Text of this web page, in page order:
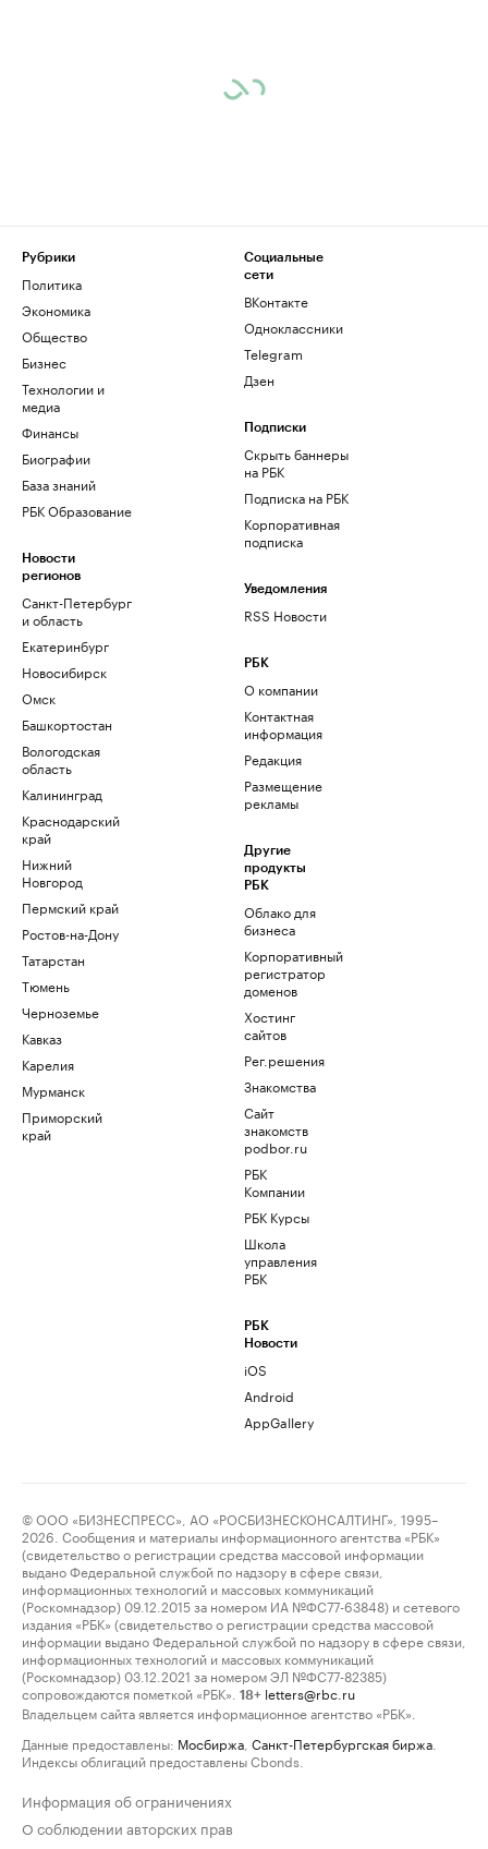
Рубрики
Политика
Экономика
Общество
Бизнес
Технологии и
медиа
Финансы
Биографии
База знаний
РБК Образование
Новости
регионов
Санкт-Петербург
и область
Екатеринбург
Новосибирск
Омск
Башкортостан
Вологодская
область
Калининград
Краснодарский
край
Нижний
Новгород
Пермский край
Ростов-на-Дону
Татарстан
Тюмень
Черноземье
Кавказ
Карелия
Мурманск
Приморский
край
Социальные
сети
ВКонтакте
Одноклассники
Telegram
Дзен
Подписки
Скрыть баннеры
на РБК
Подписка на РБК
Корпоративная
подписка
Уведомления
RSS Новости
РБК
О компании
Контактная
информация
Редакция
Размещение
рекламы
Другие
продукты
РБК
Облако для
бизнеса
Корпоративный
регистратор
доменов
Хостинг
сайтов
Рег.решения
Знакомства
Сайт
знакомств
podbor.ru
РБК
Компании
РБК Курсы
Школа
управления
РБК
РБК
Новости
iOS
Android
AppGallery
© ООО «БИЗНЕСПРЕСС», АО «РОСБИЗНЕСКОНСАЛТИНГ», 1995–
2026. Сообщения и материалы информационного агентства «РБК»
(свидетельство о регистрации средства массовой информации
выдано Федеральной службой по надзору в сфере связи,
информационных технологий и массовых коммуникаций
(Роскомнадзор) 09.12.2015 за номером ИА №ФС77-63848) и сетевого
издания «РБК» (свидетельство о регистрации средства массовой
информации выдано Федеральной службой по надзору в сфере связи,
информационных технологий и массовых коммуникаций
(Роскомнадзор) 03.12.2021 за номером ЭЛ №ФС77-82385)
сопровождаются пометкой «РБК».
18+ letters@rbc.ru
Владельцем сайта является информационное агентство «РБК».
Данные предоставлены: Мосбиржа Санкт-Петербургская биржа
Индексы облигаций предоставлены Cbonds.
Информация об ограничениях
О соблюдении авторских прав